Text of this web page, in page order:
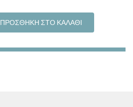
was:
14,00 €.
τιμή
είναι:
8,90 €.
ΠΡΟΣΘΉΚΗ ΣΤΟ ΚΑΛΆΘΙ